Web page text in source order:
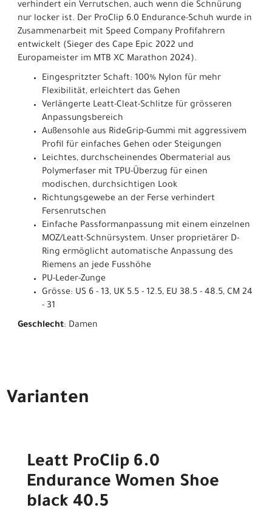
verhindert ein Verrutschen, auch wenn die Schnürung
nur locker ist. Der ProClip 6.0 Endurance-Schuh wurde in
Zusammenarbeit mit Speed Company Profifahrern
entwickelt (Sieger des Cape Epic 2022 und
Europameister im MTB XC Marathon 2024).
Eingespritzter Schaft: 100% Nylon für mehr
Flexibilität, erleichtert das Gehen
Verlängerte Leatt-Cleat-Schlitze für grösseren
Anpassungsbereich
Außensohle aus RideGrip-Gummi mit aggressivem
Profil für einfaches Gehen oder Steigungen
Leichtes, durchscheinendes Obermaterial aus
Polymerfaser mit TPU-Überzug für einen
modischen, durchsichtigen Look
Richtungsgewebe an der Ferse verhindert
Fersenrutschen
Einfache Passformanpassung mit einem einzelnen
MOZ/Leatt-Schnürsystem. Unser proprietärer D-
Ring ermöglicht automatische Anpassung des
Riemens an jede Fusshöhe
PU-Leder-Zunge
Grösse: US 6 - 13, UK 5.5 - 12.5, EU 38.5 - 48.5, CM 24
- 31
Geschlecht: Damen
Varianten
Leatt ProClip 6.0
Endurance Women Shoe
black 40.5